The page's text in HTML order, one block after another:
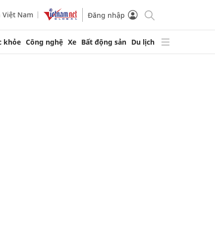
Việt Nam Đăng nhập
khỏe Công nghệ Xe Bất động sản Du lịch